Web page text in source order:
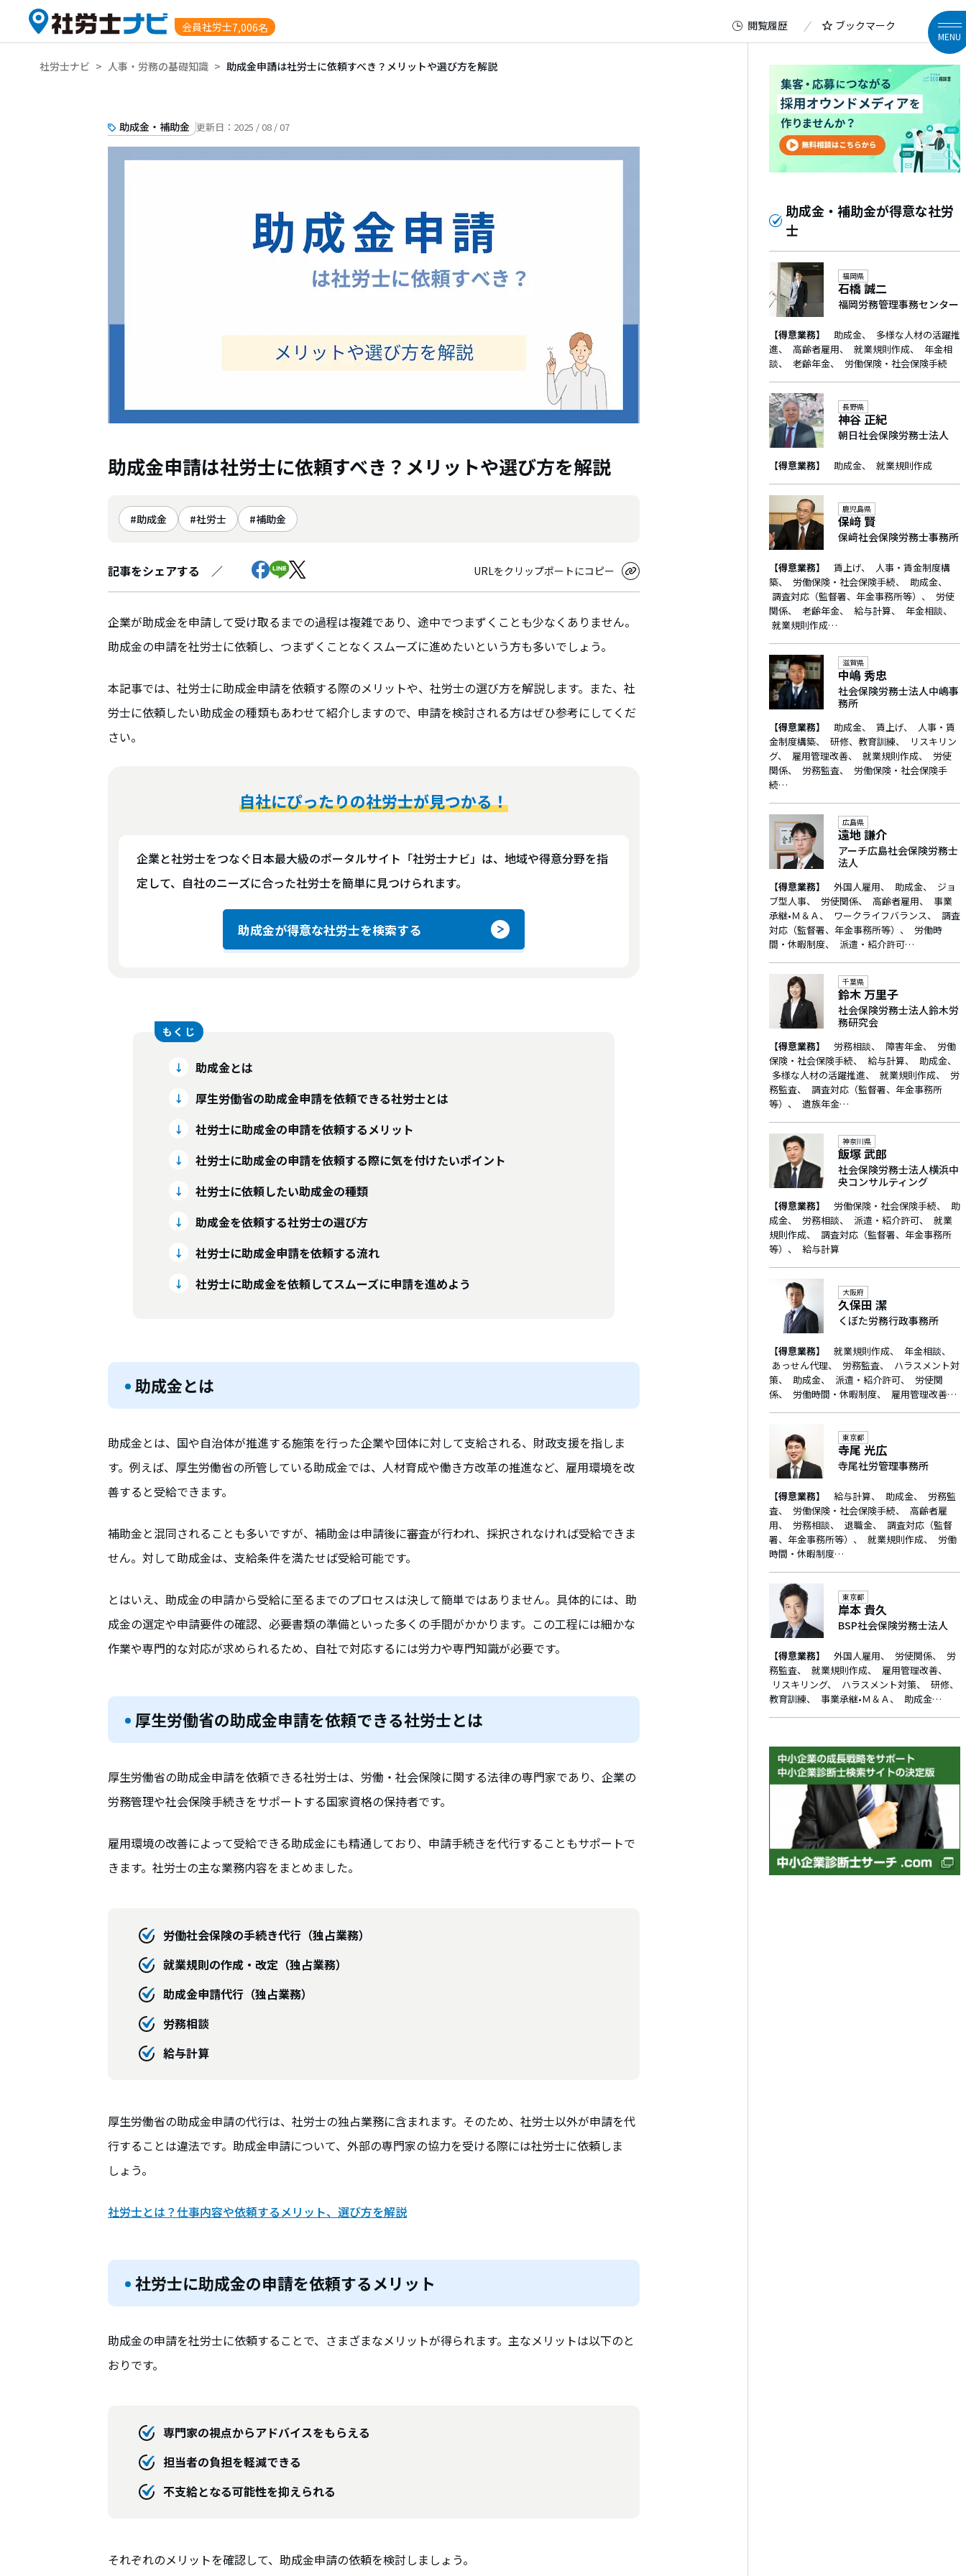
会員社労士7,006名 閲覧履歴 ブックマーク
MENU
社労士ナビ > 人事・労務の基礎知識 > 助成金申請は社労士に依頼すべき？メリットや選び方を解説
助成金・補助金 更新日： 2025 / 08 / 07
助成金申請は社労士に依頼すべき？メリットや選び方を解説
助成金 社労士 補助金
記事をシェアする ／ URLをクリップポートにコピー
企業が助成金を申請して受け取るまでの過程は複雑であり、途中でつまずくことも少なくありません。
助成金の申請を社労士に依頼し、つまずくことなくスムーズに進めたいという方も多いでしょう。
本記事では、社労士に助成金申請を依頼する際のメリットや、社労士の選び方を解説します。また、社
労士に依頼したい助成金の種類もあわせて紹介しますので、申請を検討される方はぜひ参考にしてくだ
さい。
自社にぴったりの社労士が見つかる！
企業と社労士をつなぐ日本最大級のポータルサイト「社労士ナビ」は、地域や得意分野を指
定して、自社のニーズに合った社労士を簡単に見つけられます。
助成金が得意な社労士を検索する
助成金とは
厚生労働省の助成金申請を依頼できる社労士とは
社労士に助成金の申請を依頼するメリット
社労士に助成金の申請を依頼する際に気を付けたいポイント
社労士に依頼したい助成金の種類
助成金を依頼する社労士の選び方
社労士に助成金申請を依頼する流れ
社労士に助成金を依頼してスムーズに申請を進めよう
助成金とは
助成金とは、国や自治体が推進する施策を行った企業や団体に対して支給される、財政支援を指しま
す。例えば、厚生労働省の所管している助成金では、人材育成や働き方改革の推進など、雇用環境を改
善すると受給できます。
補助金と混同されることも多いですが、補助金は申請後に審査が行われ、採択されなければ受給できま
せん。対して助成金は、支給条件を満たせば受給可能です。
とはいえ、助成金の申請から受給に至るまでのプロセスは決して簡単ではありません。具体的には、助
成金の選定や申請要件の確認、必要書類の準備といった多くの手間がかかります。この工程には細かな
作業や専門的な対応が求められるため、自社で対応するには労力や専門知識が必要です。
厚生労働省の助成金申請を依頼できる社労士とは
厚生労働省の助成金申請を依頼できる社労士は、労働・社会保険に関する法律の専門家であり、企業の
労務管理や社会保険手続きをサポートする国家資格の保持者です。
雇用環境の改善によって受給できる助成金にも精通しており、申請手続きを代行することもサポートで
きます。社労士の主な業務内容をまとめました。
労働社会保険の手続き代行（独占業務）
就業規則の作成・改定（独占業務）
助成金申請代行（独占業務）
労務相談
給与計算
厚生労働省の助成金申請の代行は、社労士の独占業務に含まれます。そのため、社労士以外が申請を代
行することは違法です。助成金申請について、外部の専門家の協力を受ける際には社労士に依頼しま
しょう。
社労士とは？仕事内容や依頼するメリット、選び方を解説
社労士に助成金の申請を依頼するメリット
助成金の申請を社労士に依頼することで、さまざまなメリットが得られます。主なメリットは以下のと
おりです。
専門家の視点からアドバイスをもらえる
担当者の負担を軽減できる
不支給となる可能性を抑えられる
それぞれのメリットを確認して、助成金申請の依頼を検討しましょう。
助成金・補助金が得意な社労
士
石橋 誠二
福岡県
福岡労務管理事務センター
【得意業務】 助成金
多様な人材の活躍推
進
高齢者雇用 就業規則作成
年金相
談
老齢年金 労働保険・社会保険手続
神谷 正紀
長野県
朝日社会保険労務士法人
【得意業務】 助成金 就業規則作成
保﨑 賢
鹿児島県
保﨑社会保険労務士事務所
【得意業務】 賃上げ
人事・賃金制度構
築
労働保険・社会保険手続
助成金
調査対応（監督署、年金事務所等）
労使
関係
老齢年金 給与計算
年金相談
就業規則作成…
中嶋 秀忠
滋賀県
社会保険労務士法人中嶋事
務所
【得意業務】 助成金 賃上げ
人事・賃
金制度構築
研修、教育訓練
リスキリン
グ
雇用管理改善 就業規則作成
労使
関係
労務監査
労働保険・社会保険手
続…
遠地 謙介
広島県
アーチ広島社会保険労務士
法人
【得意業務】 外国人雇用 助成金
ジョ
ブ型人事
労使関係 高齢者雇用
事業
承継•Ｍ＆Ａ
ワークライフバランス
調査
対応（監督署、年金事務所等）
労働時
間・休暇制度
派遣・紹介許可…
鈴木 万里子
千葉県
社会保険労務士法人鈴木労
務研究会
【得意業務】 労務相談 障害年金
労働
保険・社会保険手続
給与計算
助成金
多様な人材の活躍推進
就業規則作成
労
務監査
調査対応（監督署、年金事務所
等）
遺族年金…
飯塚 武郎
神奈川県
社会保険労務士法人横浜中
央コンサルティング
【得意業務】 労働保険・社会保険手続
助
成金
労務相談 派遣・紹介許可
就業
規則作成
調査対応（監督署、年金事務所
等）
給与計算
久保田 潔
大阪府
くぼた労務行政事務所
【得意業務】 就業規則作成
年金相談
あっせん代理
労務監査
ハラスメント対
策
助成金 派遣・紹介許可
労使関
係
労働時間・休暇制度 雇用管理改善…
寺尾 光広
東京都
寺尾社労管理事務所
【得意業務】 給与計算 助成金
労務監
査
労働保険・社会保険手続
高齢者雇
用
労務相談 退職金
調査対応（監督
署、年金事務所等）
就業規則作成
労働
時間・休暇制度…
岸本 貴久
東京都
BSP社会保険労務士法人
【得意業務】 外国人雇用 労使関係
労
務監査
就業規則作成
雇用管理改善
リスキリング
ハラスメント対策
研修、
教育訓練
事業承継•Ｍ＆Ａ 助成金…